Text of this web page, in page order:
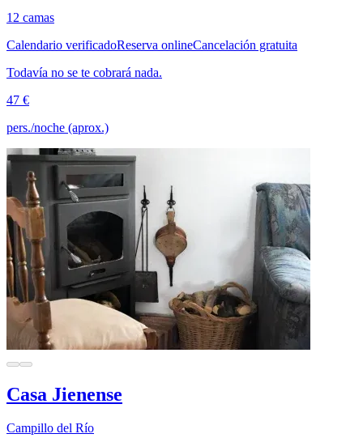
12 camas
Calendario verificadoReserva onlineCancelación gratuita
Todavía no se te cobrará nada.
47 €
pers./noche (aprox.)
Casa Jienense
Campillo del Río